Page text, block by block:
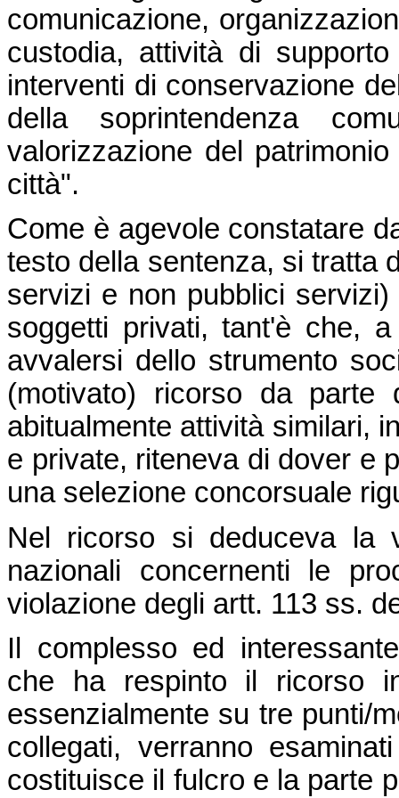
comunicazione,
custodia, attività di
interventi di conservazione
della soprintendenza
valorizzazione del
città".
Come è agevole constatare
testo della sentenza, si tratta
servizi e non pubblici
soggetti privati, tant'è che,
avvalersi dello strumento
(motivato) ricorso da parte
abitualmente attività similari,
e private, riteneva di dover e
una selezione concorsuale
Nel ricorso si deduceva la
nazionali concernenti le
violazione degli artt. 113 ss.
Il complesso ed
che ha respinto il ricorso
essenzialmente su tre punti/
collegati, verranno
costituisce il fulcro e la parte